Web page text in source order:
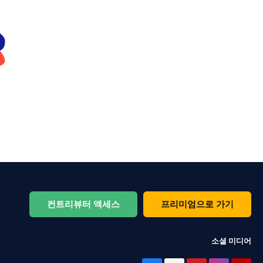
컨트리뷰터 액세스 프리미엄으로 가기
소셜 미디어